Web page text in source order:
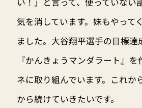
気を消しています。妹もやって
ました。大谷翔平選手の目標達
『かんきょうマンダラート』
ネに取り組んでいます。これか
から続けていきたいです。